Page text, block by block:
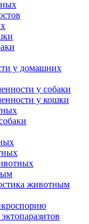
у домашних
у собаки
у кошки
животным